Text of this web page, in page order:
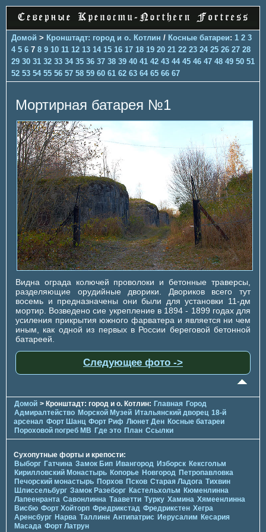
Домой > Кронштадт: город и о. Котлин / Косные батареи: 1 2 3
4 5 6 7 8 9 10 11 12 13 14 15 16 17 18 19 20 21 22 23 24 25 26 27 28
29 30 31 32 33 34 35 36 37 38 39 40 41 42 43 44 45 46 47 48 49 50 51
52 53 54 55 56 57 58 59 60 61 62 63 64 65 66 67
Мортирная батарея №1
Видна ограда колючей проволоки и бетонные траверсы,
разделяющие орудийные дворики. Двориков всего тут
восемь и предназначены они были для установки 11-дм
мортир. Возведено сие укрепление в 1894 - 1899 годах для
усиления прикрытия южного фарватера и является ни чем
иным, как одной из первых в России береговой бетонной
батареей.
Следующее фото ->
Домой > Кронштадт: город и о. Котлин: Главная Город
Адмиралтейство Морской Музей Итальянский дворец 18-й
арсенал Форт Шанц Форт Риф Люнет Ден Косные батареи
Пороховой погреб МВ Где это План Ссылки
Сухопутные форты и крепости:
Выборг Гатчина Замок Бип Ивангород Изборск Кексгольм
Кирилловский Монастырь Копорье Новгород Петропавловка
Печорcкий монастырь Порхов Псков Старая Ладога Тихвин
Шлиссельбург Замок Разеборг Кастельхольм Кюменлинна
Лапеенранта Савонлинна Тааветти Турку Хамина Хямеенлинна
Висбю Форт Хойторп Фредрикстад Фредрикстен Хегра
Аренсбург Нарва Таллинн Антипатрис Иерусалим Кесария
Масада Форт Латрун